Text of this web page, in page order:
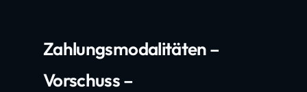
Zahlungsmodalitäten –
Vorschuss –